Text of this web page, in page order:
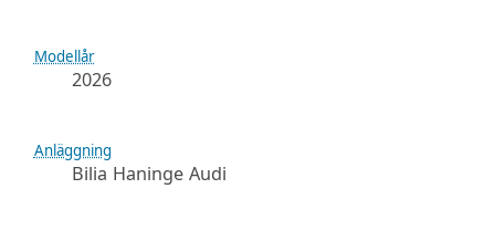
Modellår
2026
Anläggning
Bilia Haninge Audi